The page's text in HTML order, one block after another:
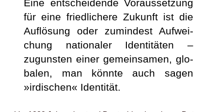
Eine ent­schei­den­de Vor­aus­set­zung
für eine fried­li­che­re Zukunft ist die
Auf­lö­sung oder zumin­dest Auf­wei­
chung natio­na­ler Iden­ti­tä­ten –
zuguns­ten einer gemein­sa­men, glo­
ba­len, man könn­te auch sagen
»irdi­schen« Iden­ti­tät.